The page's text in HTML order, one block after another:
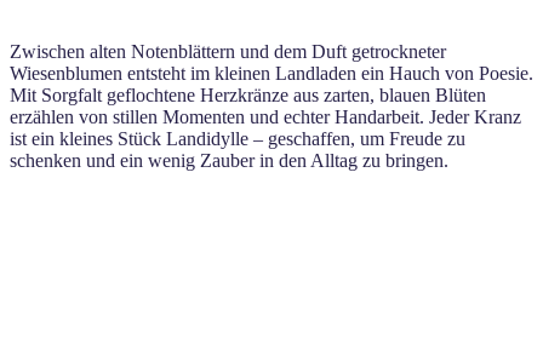
Zwischen alten Notenblättern und dem Duft getrockneter
Wiesenblumen entsteht im kleinen Landladen ein Hauch von Poesie.
Mit Sorgfalt geflochtene Herzkränze aus zarten, blauen Blüten
erzählen von stillen Momenten und echter Handarbeit. Jeder Kranz
ist ein kleines Stück Landidylle – geschaffen, um Freude zu
schenken und ein wenig Zauber in den Alltag zu bringen.